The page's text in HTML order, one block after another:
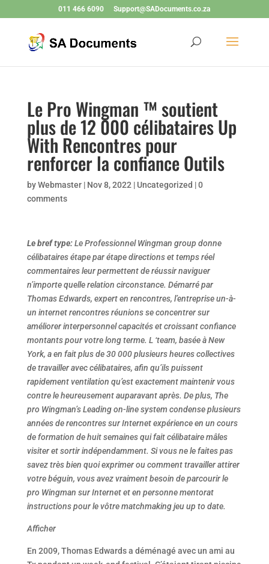
011 466 6090 Support@SADocuments.co.za
Le Pro Wingman ™ soutient
plus de 12 000 célibataires Up
With Rencontres pour
renforcer la confiance Outils
byWebmaster| Nov 8, 2022 | Uncategorized |0
comments
Le bref type:Le Professionnel Wingman group donne
célibataires étape par étape directions et temps réel
commentaires leur permettent de réussir naviguer
n’importe quelle relation circonstance. Démarré par
Thomas Edwards, expert en rencontres, l’entreprise un-à-
un internet rencontres réunions se concentrer sur
améliorer interpersonnel capacités et croissant confiance
montants pour votre long terme. L ‘team, basée à New
York, a en fait plus de 30 000 plusieurs heures collectives
de travailler avec célibataires, afin qu’ils puissent
rapidement ventilation qu’est exactement maintenir vous
contre le heureusement auparavant après. De plus, The
pro Wingman’s Leading on-line system condense plusieurs
années de rencontres sur Internet expérience en un cours
de formation de huit semaines qui fait célibataire mâles
visiter et sortir indépendamment. Si vous ne le faites pas
savez très bien quoi exprimer ou comment travailler attirer
votre béguin, vous avez vraiment besoin de parcourir le
pro Wingman sur Internet et en personne mentorat
instructions pour le vôtre matchmaking jeu up to date.
Afficher
En 2009, Thomas Edwards a déménagé avec un ami au